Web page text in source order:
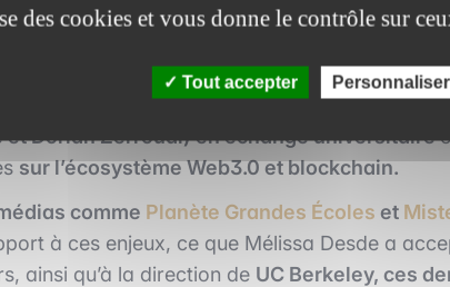
né à Berkeley en
Berkeley, aux Etats-Unis. En effet,
Dorian Zerroudi) en échange universitaire
sur l’écosystème Web3.0 et blockchain.
comme Planète Grandes Écoles et
à ces enjeux, ce que Mélissa Desde a
ainsi qu’à la direction de UC Berkeley, ces
des cookies et vous donne le contrôle sur
Tout accepter Personnaliser